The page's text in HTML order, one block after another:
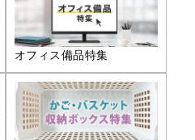
オフィス備品特集